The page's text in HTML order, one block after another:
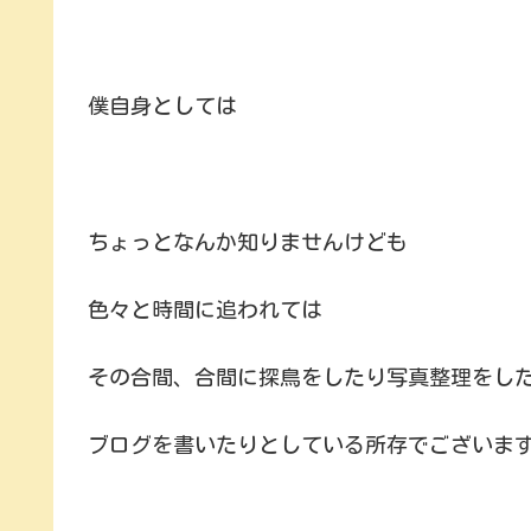
僕自身としては
ちょっとなんか知りませんけども
色々と時間に追われては
その合間、合間に探鳥をしたり写真整理をし
ブログを書いたりとしている所存でございます